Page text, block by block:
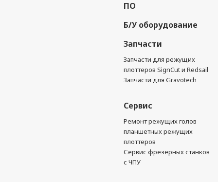
ПО
Б/У оборудование
Запчасти
Запчасти для режущих
плоттеров SignCut и Redsail
Запчасти для Gravotech
Сервис
Ремонт режущих голов
планшетных режущих
плоттеров
Сервис фрезерных станков
с ЧПУ